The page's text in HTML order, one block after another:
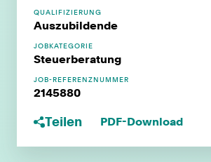
QUALIFIZIERUNG
Auszubildende
JOBKATEGORIE
Steuerberatung
JOB-REFERENZNUMMER
2145880
Teilen PDF-Download